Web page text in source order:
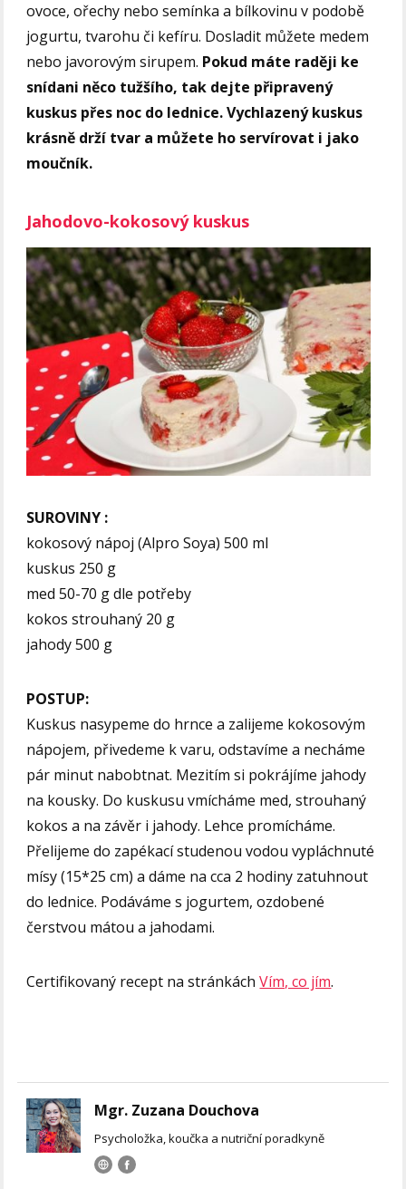
ovoce, ořechy nebo semínka a bílkovinu v podobě
jogurtu, tvarohu či kefíru. Dosladit můžete medem
nebo javorovým sirupem. Pokud máte raději ke
snídani něco tužšího, tak dejte připravený
kuskus přes noc do lednice. Vychlazený kuskus
krásně drží tvar a můžete ho servírovat i jako
moučník.
Jahodovo-kokosový kuskus
SUROVINY :
kokosový nápoj (Alpro Soya) 500 ml
kuskus 250 g
med 50-70 g dle potřeby
kokos strouhaný 20 g
jahody 500 g
POSTUP:
Kuskus nasypeme do hrnce a zalijeme kokosovým
nápojem, přivedeme k varu, odstavíme a necháme
pár minut nabobtnat. Mezitím si pokrájíme jahody
na kousky. Do kuskusu vmícháme med, strouhaný
kokos a na závěr i jahody. Lehce promícháme.
Přelijeme do zapékací studenou vodou vypláchnuté
mísy (15*25 cm) a dáme na cca 2 hodiny zatuhnout
do lednice. Podáváme s jogurtem, ozdobené
čerstvou mátou a jahodami.
Certifikovaný recept na stránkáchVím, co jím.
Mgr. Zuzana Douchova
Psycholožka, koučka a nutriční poradkyně